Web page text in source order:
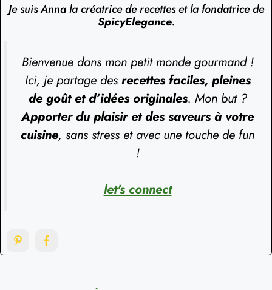
Je suis Anna la créatrice de recettes et la fondatrice de
SpicyElegance.
Bienvenue dans mon petit monde gourmand !
Ici, je partage des recettes faciles, pleines
de goût et d’idées originales. Mon but ?
Apporter du plaisir et des saveurs à votre
cuisine, sans stress et avec une touche de fun
!
let's connect